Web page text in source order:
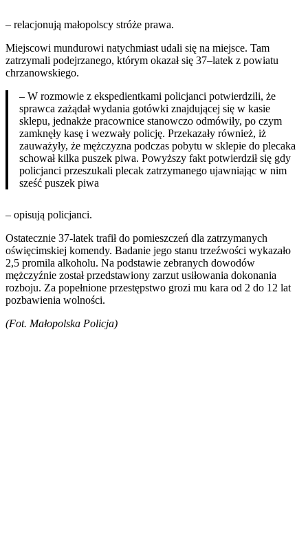
– relacjonują małopolscy stróże prawa.
Miejscowi mundurowi natychmiast udali się na miejsce. Tam
zatrzymali podejrzanego, którym okazał się 37–latek z powiatu
chrzanowskiego.
– W rozmowie z ekspedientkami policjanci potwierdzili, że
sprawca zażądał wydania gotówki znajdującej się w kasie
sklepu, jednakże pracownice stanowczo odmówiły, po czym
zamknęły kasę i wezwały policję. Przekazały również, iż
zauważyły, że mężczyzna podczas pobytu w sklepie do plecaka
schował kilka puszek piwa. Powyższy fakt potwierdził się gdy
policjanci przeszukali plecak zatrzymanego ujawniając w nim
sześć puszek piwa
– opisują policjanci.
Ostatecznie 37-latek trafił do pomieszczeń dla zatrzymanych
oświęcimskiej komendy. Badanie jego stanu trzeźwości wykazało
2,5 promila alkoholu. Na podstawie zebranych dowodów
mężczyźnie został przedstawiony zarzut usiłowania dokonania
rozboju. Za popełnione przestępstwo grozi mu kara od 2 do 12 lat
pozbawienia wolności.
(Fot. Małopolska Policja)